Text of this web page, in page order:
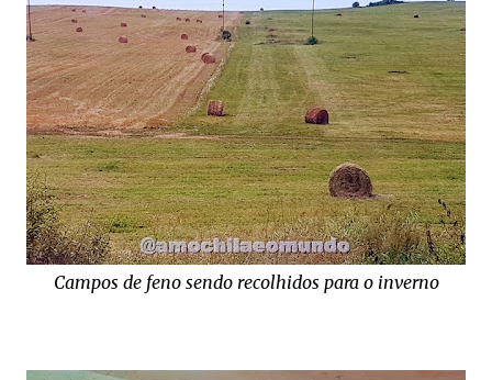
Campos de feno sendo recolhidos para o inverno